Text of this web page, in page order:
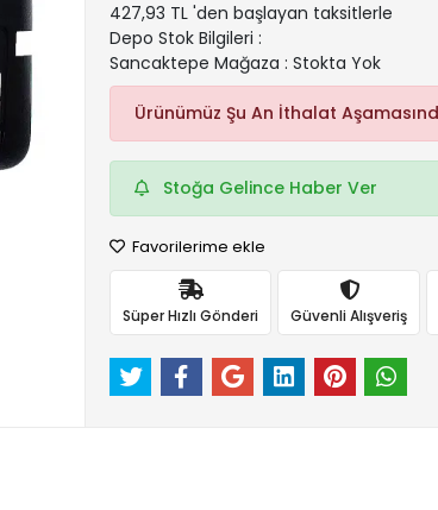
427,93 TL 'den başlayan taksitlerle
Depo Stok Bilgileri :
Sancaktepe Mağaza : Stokta Yok
Ürünümüz Şu An İthalat
Stoğa Gelince Haber Ver
Favorilerime ekle
Süper Hızlı Gönderi Güvenli Alışveriş